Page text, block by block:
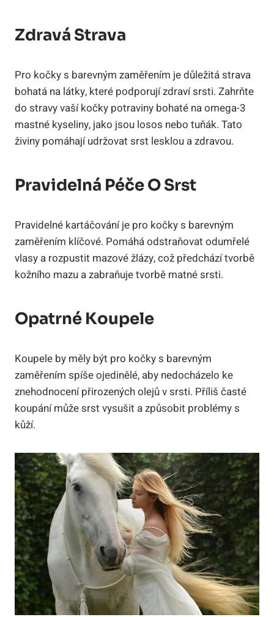
Zdravá Strava
Pro kočky s barevným zaměřením je důležitá strava
bohatá na látky, které podporují zdraví srsti. Zahrňte
do stravy vaší kočky potraviny bohaté na omega-3
mastné kyseliny, jako jsou losos nebo tuňák. Tato
živiny pomáhají udržovat srst lesklou a zdravou.
Pravidelná Péče O Srst
Pravidelné kartáčování je pro kočky s barevným
zaměřením klíčové. Pomáhá odstraňovat odumřelé
vlasy a rozpustit mazové žlázy, což předchází tvorbě
kožního mazu a zabraňuje tvorbě matné srsti.
Opatrné Koupele
Koupele by měly být pro kočky s barevným
zaměřením spíše ojedinělé, aby nedocházelo ke
znehodnocení přirozených olejů v srsti. Příliš časté
koupání může srst vysušit a způsobit problémy s
kůží.